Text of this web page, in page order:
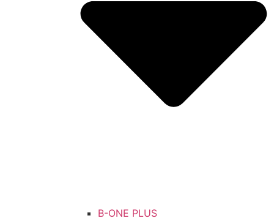
B-ONE PLUS